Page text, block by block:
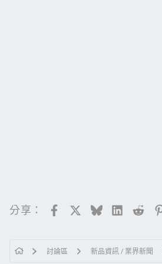
分享： FacebookBluesky
討論區 新品資訊 / 業界新聞